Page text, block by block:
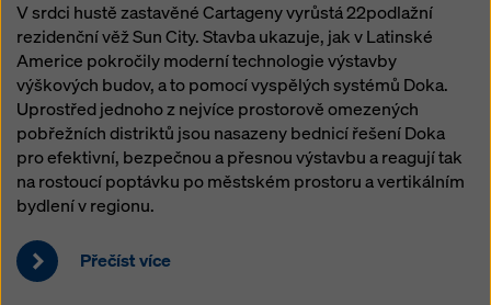
V srdci hustě zastavěné Cartageny vyrůstá 22podlažní
rezidenční věž Sun City. Stavba ukazuje, jak v Latinské
Americe pokročily moderní technologie výstavby
výškových budov, a to pomocí vyspělých systémů Doka.
Uprostřed jednoho z nejvíce prostorově omezených
pobřežních distriktů jsou nasazeny bednicí řešení Doka
pro efektivní, bezpečnou a přesnou výstavbu a reagují tak
na rostoucí poptávku po městském prostoru a vertikálním
bydlení v regionu.
Přečíst více